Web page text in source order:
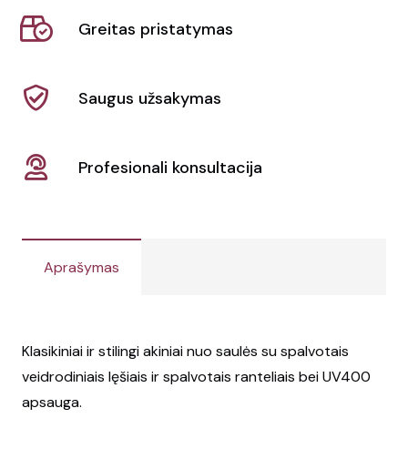
TOUCH
Greitas pristatymas
Saugus užsakymas
Profesionali konsultacija
Aprašymas
Klasikiniai ir stilingi akiniai nuo saulės su spalvotais
veidrodiniais lęšiais ir spalvotais ranteliais bei UV400
apsauga.